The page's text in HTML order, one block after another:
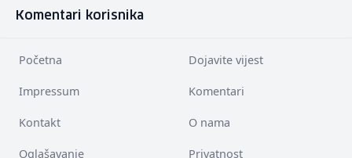
Komentari korisnika
Početna Dojavite vijest
Impressum Komentari
Kontakt O nama
Oglašavanje Privatnost